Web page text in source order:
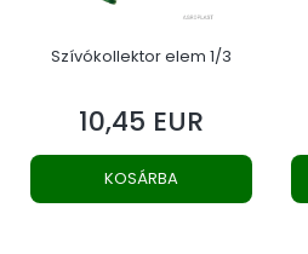
Szívókollektor elem 1/3
Ár
10,45 EUR
KOSÁRBA